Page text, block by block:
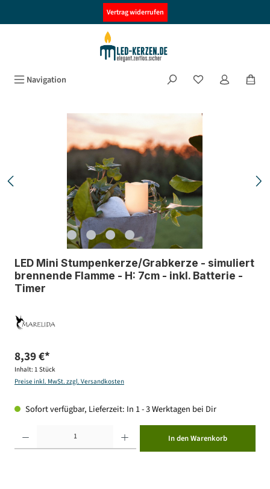
Vertrag widerrufen
Navigation
Bildergalerie überspringen
LED Mini Stumpenkerze/Grabkerze - simuliert
brennende Flamme - H: 7cm - inkl. Batterie -
Timer
8,39 €*
Inhalt: 1 Stück
Preise inkl. MwSt. zzgl. Versandkosten
Sofort verfügbar, Lieferzeit: In 1 - 3 Werktagen bei Dir
In den Warenkorb